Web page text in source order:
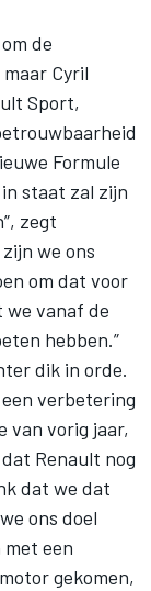
de
Cyril
Sport,
Formule
staat zal zijn
zegt
zijn we ons
om dat voor
we vanaf de
hebben.”
dik in orde.
verbetering
van vorig jaar,
Renault nog
dat we dat
ons doel
met een
gekomen,